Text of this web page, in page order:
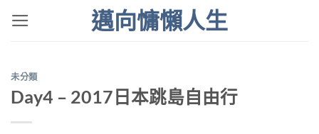
邁向慵懶人生
未分類
Day4 – 2017日本跳島自由行